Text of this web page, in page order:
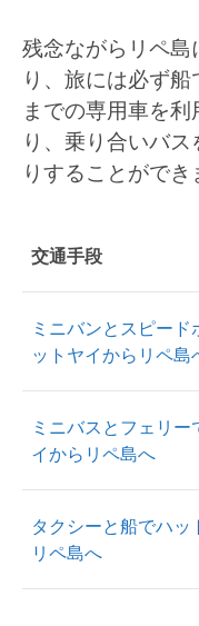
残念ながらリペ島
り、旅には必ず
までの専用車を
り、乗り合いバ
りすることができ
交通手段
ミニバンとスピード
ットヤイからリペ島
ミニバスとフェリー
イからリペ島へ
タクシーと船でハッ
リペ島へ